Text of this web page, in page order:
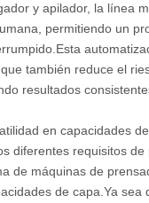
y apilador, la línea
permitiendo un
también reduce el
resultados
en capacidades
diferentes requisitos
de máquinas de
de capa.Ya sea